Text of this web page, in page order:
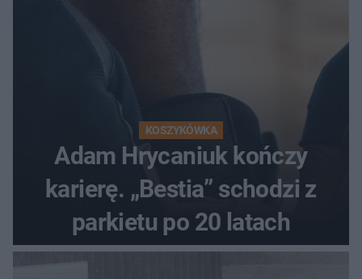
KOSZYKÓWKA
Adam Hrycaniuk kończy
karierę. „Bestia” schodzi z
parkietu po 20 latach